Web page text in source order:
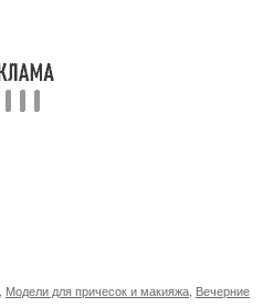
Модели для причесок и макияжа Вечерние